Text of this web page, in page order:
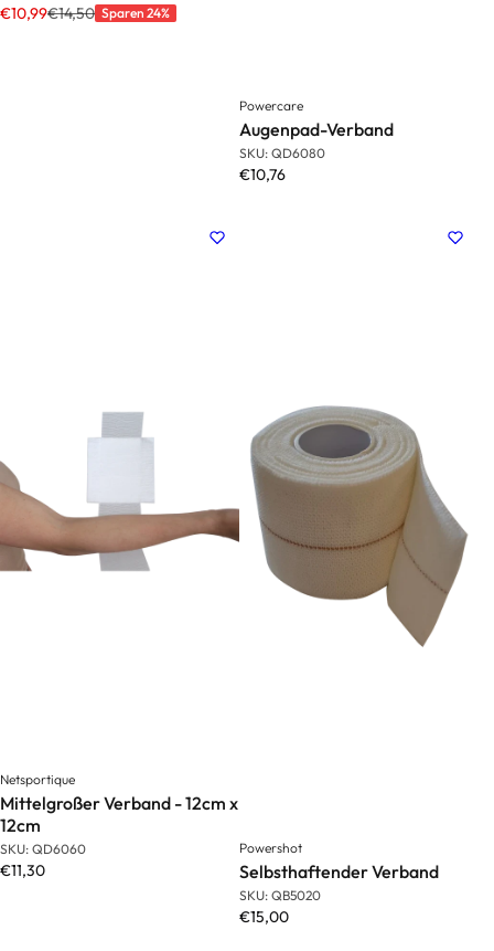
€10,99€14,50 Sparen 24%
Powercare
Augenpad-Verband
SKU: QD6080
€10,76
Netsportique
Mittelgroßer Verband - 12cm x
12cm
SKU: QD6060
€11,30
Powershot
Selbsthaftender Verband
SKU: QB5020
€15,00